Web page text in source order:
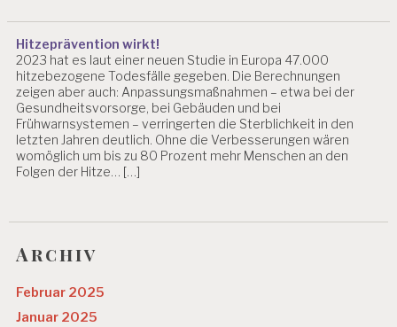
Hitzeprävention wirkt!
2023 hat es laut einer neuen Studie in Europa 47.000
hitzebezogene Todesfälle gegeben. Die Berechnungen
zeigen aber auch: Anpassungsmaßnahmen – etwa bei der
Gesundheitsvorsorge, bei Gebäuden und bei
Frühwarnsystemen – verringerten die Sterblichkeit in den
letzten Jahren deutlich. Ohne die Verbesserungen wären
womöglich um bis zu 80 Prozent mehr Menschen an den
Folgen der Hitze… […]
Archiv
Februar 2025
Januar 2025